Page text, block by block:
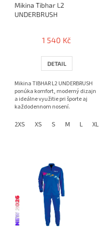
Mikina Tibhar L2
UNDERBRUSH
1 540 Kč
DETAIL
Mikina TIBHAR L2 UNDERBRUSH
ponúka komfort, moderný dizajn
a ideálne využitie pri športe aj
každodennom nosení.
2XS XS S M L XL